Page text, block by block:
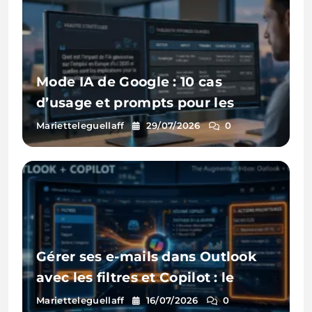
Mode IA de Google : 10 cas
d’usage et prompts pour les
entreprises
Marietteleguellaff 29/07/2026 0
Gérer ses e-mails dans Outlook
avec les filtres et Copilot : le
guide pratique
Marietteleguellaff 16/07/2026 0